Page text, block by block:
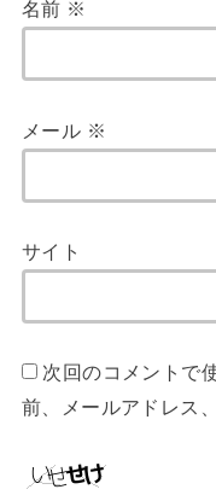
名前 ※
メール ※
サイト
次回のコメントで
前、メールアドレス